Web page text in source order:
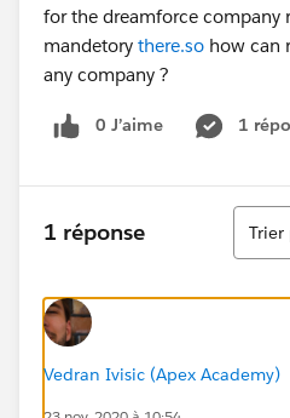
for the dreamforce company
mandetory there.so how can
any company ?
0 J’aime 1
1 réponse
Tri
Trier
Vedran Ivisic (Apex Academy)